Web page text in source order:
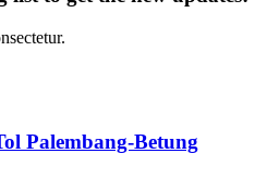
Palembang-Betung